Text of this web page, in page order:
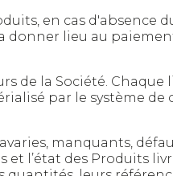
en cas d'absence
donner lieu au
de la Société. Chaque
par le système
manquants,
l’état des Produits